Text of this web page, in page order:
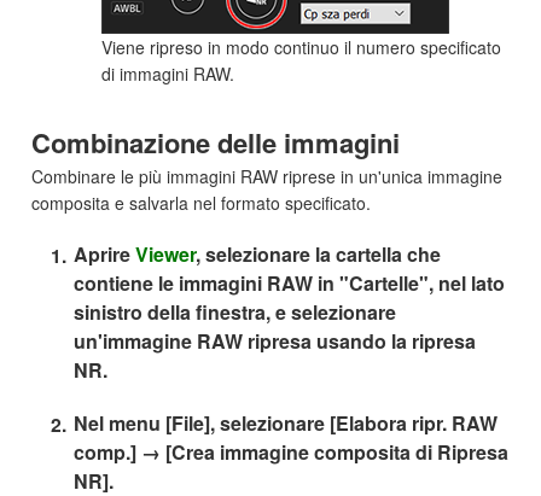
Viene ripreso in modo continuo il numero specificato
di immagini RAW.
Combinazione delle immagini
Combinare le più immagini RAW riprese in un'unica immagine
composita e salvarla nel formato specificato.
AprireViewer, selezionare la cartella che
contiene le immagini RAW in "Cartelle", nel lato
sinistro della finestra, e selezionare
un'immagine RAW ripresa usando la ripresa
NR.
Nel menu [File], selezionare [Elabora ripr. RAW
comp.] → [Crea immagine composita di Ripresa
NR].